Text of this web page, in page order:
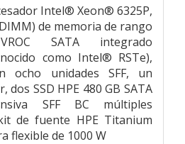
Intel® Xeon® 6325P,
de memoria de rango
SATA integrado
como Intel® RSTe),
ocho unidades SFF, un
SSD HPE 480 GB SATA
SFF BC múltiples
de fuente HPE Titanium
flexible de 1000 W